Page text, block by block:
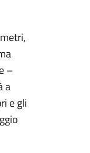
–
a
e gli